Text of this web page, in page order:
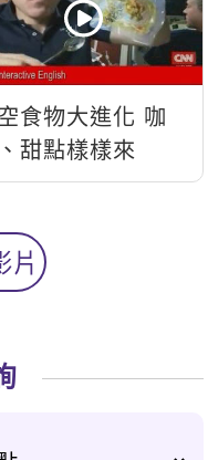
食物大進化 咖
甜點樣樣來
片